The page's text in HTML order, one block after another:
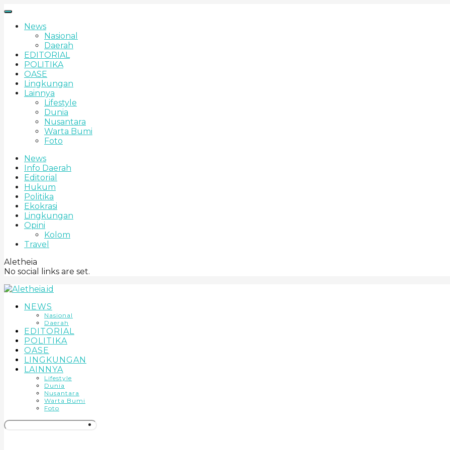
News
Nasional
Daerah
EDITORIAL
POLITIKA
OASE
Lingkungan
Lainnya
Lifestyle
Dunia
Nusantara
Warta Bumi
Foto
News
Info Daerah
Editorial
Hukum
Politika
Ekokrasi
Lingkungan
Opini
Kolom
Travel
Aletheia
No social links are set.
NEWS
Nasional
Daerah
EDITORIAL
POLITIKA
OASE
LINGKUNGAN
LAINNYA
Lifestyle
Dunia
Nusantara
Warta Bumi
Foto